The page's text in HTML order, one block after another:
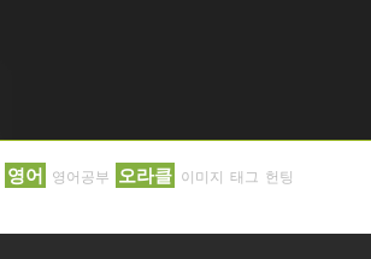
영어 영어공부 오라클 이미지 태그 헌팅